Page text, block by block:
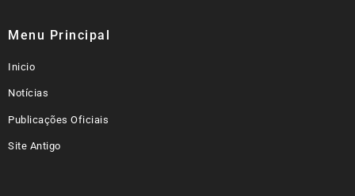
Menu Principal
Inicio
Notícias
Publicações Oficiais
Site Antigo